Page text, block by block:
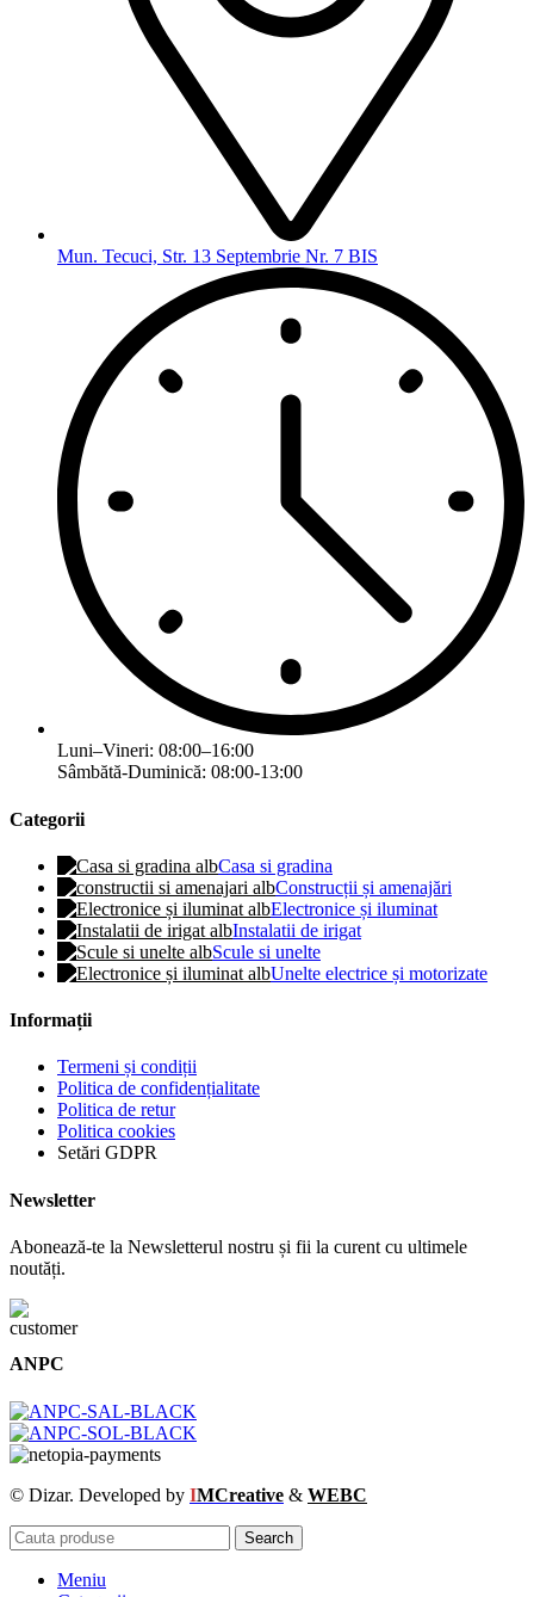
Mun. Tecuci, Str. 13 Septembrie Nr. 7 BIS
Luni–Vineri: 08:00–16:00
Sâmbătă-Duminică: 08:00-13:00
Categorii
Casa si gradina
Construcții și amenajări
Electronice și iluminat
Instalatii de irigat
Scule si unelte
Unelte electrice și motorizate
Informații
Termeni și condiții
Politica de confidențialitate
Politica de retur
Politica cookies
Setări GDPR
Newsletter
Abonează-te la Newsletterul nostru și fii la curent cu ultimele
noutăți.
ANPC
© Dizar. Developed by IMCreative & WEBC
Search
Meniu